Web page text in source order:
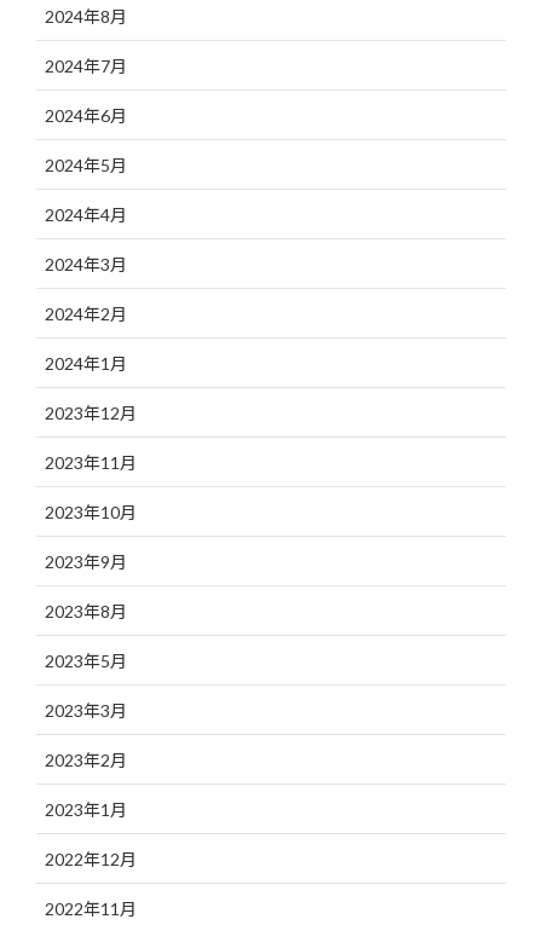
2024年8月
2024年7月
2024年6月
2024年5月
2024年4月
2024年3月
2024年2月
2024年1月
2023年12月
2023年11月
2023年10月
2023年9月
2023年8月
2023年5月
2023年3月
2023年2月
2023年1月
2022年12月
2022年11月